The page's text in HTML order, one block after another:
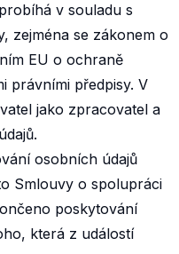
v souladu s
zejména se zákonem o
EU o ochraně
právními předpisy. V
jako zpracovatel a
osobních údajů
Smlouvy o spolupráci
poskytování
která z událostí